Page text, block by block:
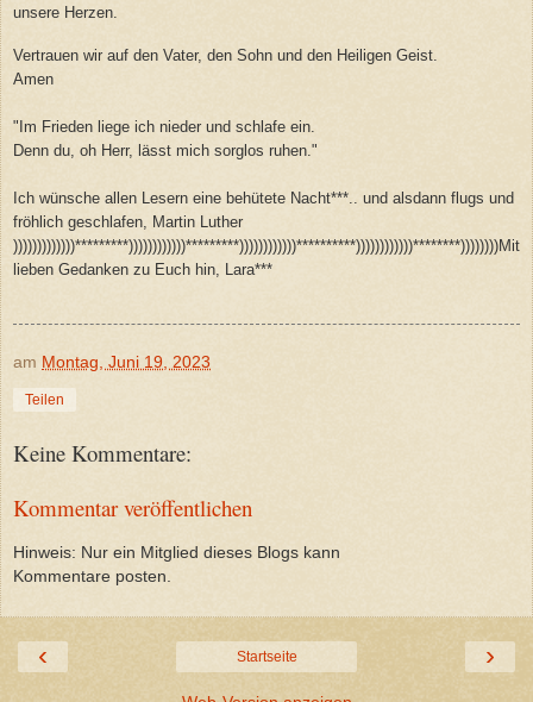
unsere Herzen.
Vertrauen wir auf den Vater, den Sohn und den Heiligen Geist.
Amen
"Im Frieden liege ich nieder und schlafe ein.
Denn du, oh Herr, lässt mich sorglos ruhen."
Ich wünsche allen Lesern eine behütete Nacht***.. und alsdann flugs und
fröhlich geschlafen, Martin Luther
)))))))))))))*********))))))))))))*********))))))))))))**********))))))))))))********))))))))Mit
lieben Gedanken zu Euch hin, Lara***
am Montag, Juni 19, 2023
Teilen
Keine Kommentare:
Kommentar veröffentlichen
Hinweis: Nur ein Mitglied dieses Blogs kann
Kommentare posten.
‹ ›
Startseite